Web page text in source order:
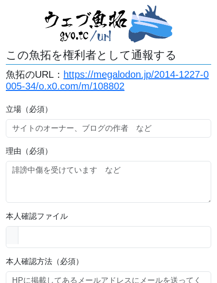
この魚拓を権利者として通報する
魚拓のURL： https://megalodon.jp/2014-1227-0
005-34/o.x0.com/m/108802
立場（必須）
理由（必須）
本人確認ファイル
本人確認方法（必須）